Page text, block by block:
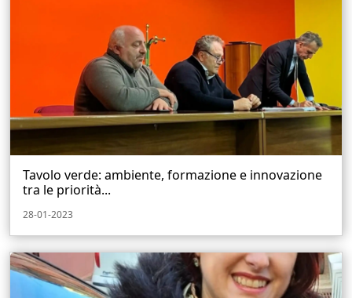
Tavolo verde: ambiente, formazione e innovazione
tra le priorità...
28-01-2023